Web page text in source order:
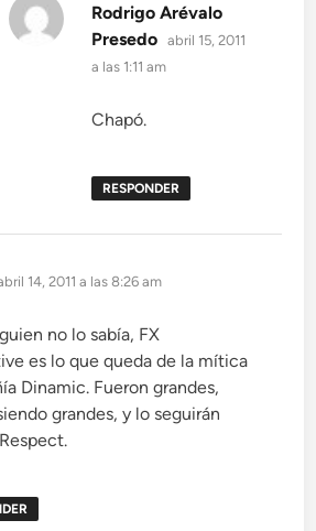
Rodrigo Arévalo
Presedo dice:
abril 15, 2011
a las 1:11 am
Chapó.
RESPONDER
14, 2011 a las 8:26 am
no lo sabía, FX
es lo que queda de la mítica
Dinamic. Fueron grandes,
grandes, y lo seguirán